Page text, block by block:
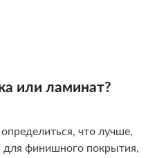
или ламинат?
что лучше,
финишного покрытия,